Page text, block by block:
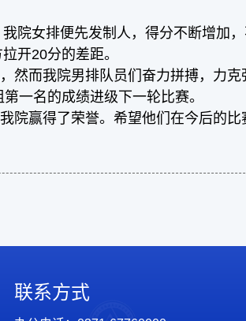
院女排便先发制人，得分不断增加
开20分的差距。
而我院男排队员们奋力拼搏，力
一名的成绩进级下一轮比赛。
赢得了荣誉。希望他们在今后的比
联系方式